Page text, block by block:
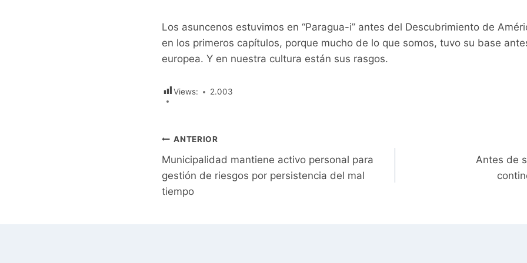
Los asuncenos estuvimos en “Paragua-i” antes del Descubrimiento de
en los primeros capítulos, porque mucho de lo que somos, tuvo su base
europea. Y en nuestra cultura están sus rasgos.
Views: 2.003
Navegación
de
entradas
ANTERIOR
Municipalidad mantiene activo personal para
gestión de riesgos por persistencia del mal
tiempo
Antes de